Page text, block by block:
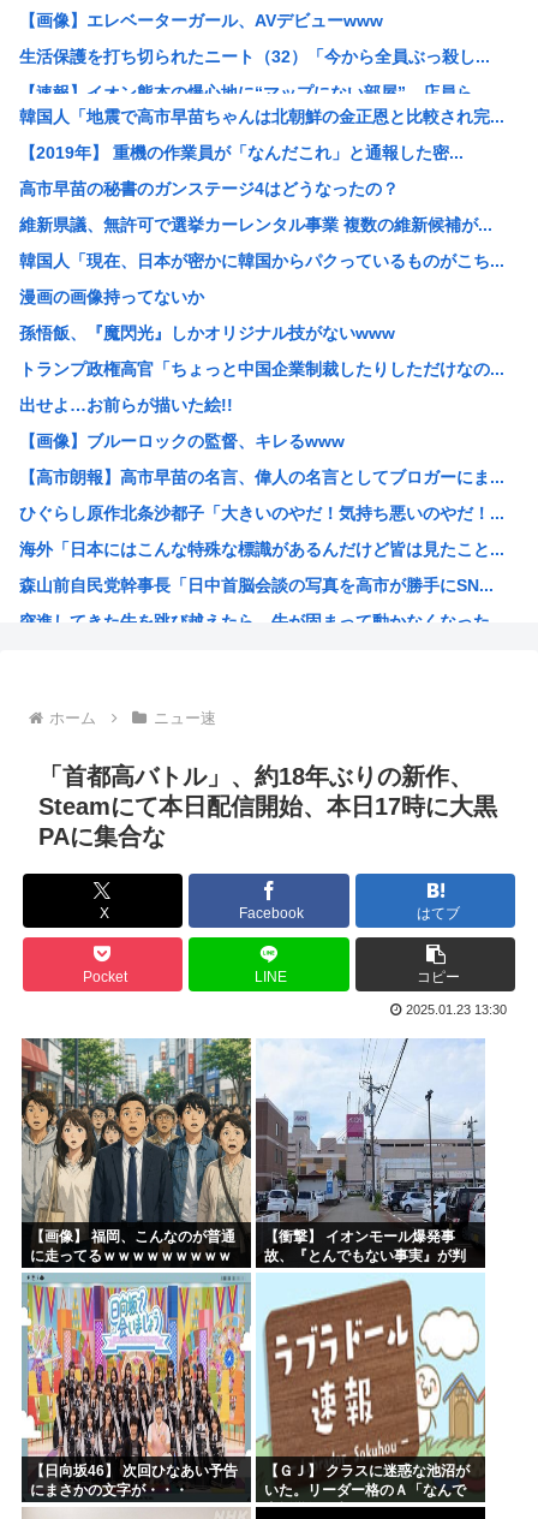
【画像】エレベーターガール、AVデビューwww
生活保護を打ち切られたニート（32）「今から全員ぶっ殺し...
【速報】イオン熊本の爆心地に“マップにない部屋” 店員ら...
be[662593167]⇦こいつ中国のことが好きすぎて...
元キャバ嬢のMINAさん（みなちゃん）が配信中に亡くなっ...
【衝撃】NHK職員が番組出演タレントから性被害←これ！
中国政府、強烈な不満を表明「泥棒が『泥棒を捕まえろ』と叫...
【速報】 記者「中革連は食料品消費税ゼロを公約に掲げてい...
高市総理の非核三原則「堅持しながら」→「堅持しつつ」→「...
「盗人たけだけしい」中国国防省が防衛白書に反発 「日本の...
【悲報】なんでお前らチクニーしないの？
【悲報】リュウジ氏、冷やし中華を「あり得ないほどダルい」...
【悲報】みいちゃん作者「みいちゃん母は障害者なので自分が...
「コンビニ、馬鹿にすんなよ」→あのオーナー夫婦、不起訴ｗ...
“映像化不可”と言われた渡辺淳一の問題作を実娘が映画化 ...
野獣先輩、中国で市民権を得る
高市早苗政府「外国人は生活保護法の対象にならない」
韓国人「地震で高市早苗ちゃんは北朝鮮の金正恩と比較され完...
【2019年】 重機の作業員が「なんだこれ」と通報した密...
高市早苗の秘書のガンステージ4はどうなったの？
維新県議、無許可で選挙カーレンタル事業 複数の維新候補が...
韓国人「現在、日本が密かに韓国からパクっているものがこち...
漫画の画像持ってないか
孫悟飯、『魔閃光』しかオリジナル技がないwww
トランプ政権高官「ちょっと中国企業制裁したりしただけなの...
出せよ…お前らが描いた絵!!
【画像】ブルーロックの監督、キレるwww
【高市朗報】高市早苗の名言、偉人の名言としてブロガーにま...
ひぐらし原作北条沙都子「大きいのやだ！気持ち悪いのやだ！...
海外「日本にはこんな特殊な標識があるんだけど皆は見たこと...
森山前自民党幹事長「日中首脳会談の写真を高市が勝手にSN...
突進してきた牛を跳び越えたら、牛が固まって動かなくなった...
小泉進次郎、自衛隊の退役軍人への「支援庁」新設を検討
日本政府、通信監視へ 「トクリュウ対策」
みい山作者「消せ消せ消せ消せ消せ消せ消せ消せ！」
ヤニねこ、BPOで問題視されるwww
海外「日本の電車旅で最高に気分を上げてくれるものがコレ！...
福島県民「え！？俺らへの復興支援は一時停止する感じ！？」...
韓国人「韓国が熊本地震で飲料水1万本送ったら日本人は韓国...
ヤニねこさん、BPOが動く
高市早苗熊本視察PVを映像ディレクターが本気で分析した結...
みいちゃんのモデルになった人は性格がいいらしい。
来週のハンターハンタータイソンとツベッパ王子TSK17に...
『ヤニねこ』の喫煙や覚醒剤の注射シーン、青少年への影響を...
ホーム ニュー速
「首都高バトル」、約18年ぶりの新作、
Steamにて本日配信開始、本日17時に大黒
PAに集合な
X Facebook はてブ
Pocket LINE コピー
2025.01.23 13:30
【画像】 福岡、こんなのが普通
に走ってるｗｗｗｗｗｗｗｗｗ
ｗｗｗｗｗｗｗ
【衝撃】 イオンモール爆発事
故、『とんでもない事実』が判
明してしまう・・・・・・
【日向坂46】 次回ひなあい予告
にまさかの文字が・・・
【ＧＪ】 クラスに迷惑な池沼が
いた。リーダー格のＡ「なんで
支援学級に入れないんです